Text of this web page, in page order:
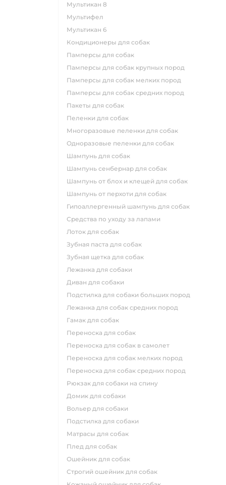
мультикан 8
мультифел
мультикан 6
кондиционеры для собак
памперсы для собак
памперсы для собак крупных пород
памперсы для собак мелких пород
памперсы для собак средних пород
пакеты для собак
пеленки для собак
многоразовые пеленки для собак
одноразовые пеленки для собак
шампунь для собак
шампунь сенбернар для собак
шампунь от блох и клещей для собак
шампунь от перхоти для собак
гипоаллергенный шампунь для собак
средства по уходу за лапами
лоток для собак
зубная паста для собак
зубная щетка для собак
лежанка для собаки
диван для собаки
подстилка для собаки больших пород
лежанка для собак средних пород
гамак для собак
переноска для собак
переноска для собак в самолет
переноска для собак мелких пород
переноска для собак средних пород
рюкзак для собаки на спину
домик для собаки
вольер для собаки
подстилка для собаки
матрасы для собак
плед для собак
ошейник для собак
строгий ошейник для собак